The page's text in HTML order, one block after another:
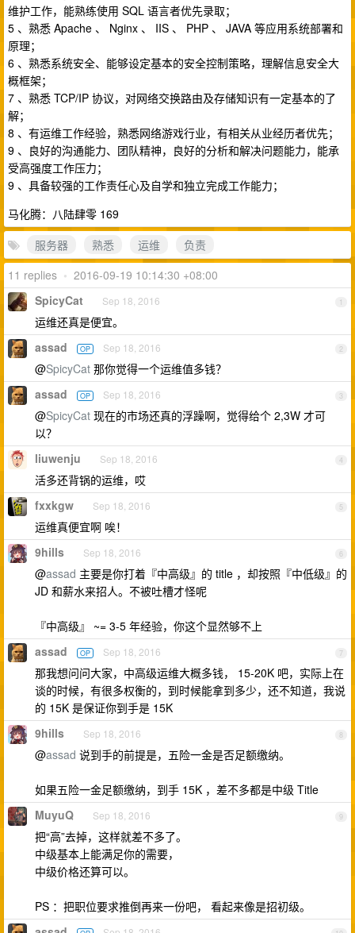
维护工作，能熟练使用 SQL 语言者优先录取；
5 、熟悉 Apache 、 Nginx 、 IIS 、 PHP 、 JAVA 等应用系统部署和
原理；
6 、熟悉系统安全、能够设定基本的安全控制策略，理解信息安全大
概框架；
7 、熟悉 TCP/IP 协议，对网络交换路由及存储知识有一定基本的了
解；
8 、有运维工作经验，熟悉网络游戏行业，有相关从业经历者优先；
9 、良好的沟通能力、团队精神，良好的分析和解决问题能力，能承
受高强度工作压力；
9 、具备较强的工作责任心及自学和独立完成工作能力；
马化腾：八陆肆零 169
服务器
熟悉 运维
负责
11 replies • 2016-09-19 10:14:30 +08:00
1
SpicyCat Sep 18, 2016
运维还真是便宜。
2
assad OP Sep 18, 2016
@SpicyCat 那你觉得一个运维值多钱？
3
assad OP Sep 18, 2016
@SpicyCat 现在的市场还真的浮躁啊，觉得给个 2,3W 才可
以？
4
liuwenju Sep 18, 2016
活多还背锅的运维，哎
5
fxxkgw Sep 18, 2016
运维真便宜啊 唉！
6
9hills Sep 18, 2016
@assad 主要是你打着『中高级』的 title ，却按照『中低级』的
JD 和薪水来招人。不被吐槽才怪呢
『中高级』 ~= 3-5 年经验，你这个显然够不上
7
assad OP Sep 18, 2016
那我想问问大家，中高级运维大概多钱， 15-20K 吧，实际上在
谈的时候，有很多权衡的，到时候能拿到多少，还不知道，我说
的 15K 是保证你到手是 15K
8
9hills Sep 18, 2016
@assad 说到手的前提是，五险一金是否足额缴纳。
如果五险一金足额缴纳，到手 15K ，差不多都是中级 Title
9
MuyuQ Sep 18, 2016
把“高”去掉，这样就差不多了。
中级基本上能满足你的需要，
中级价格还算可以。
PS ：把职位要求推倒再来一份吧， 看起来像是招初级。